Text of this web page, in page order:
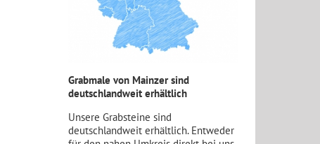
Grabmale von Mainzer sind
deutschlandweit erhältlich
Unsere Grabsteine sind
deutschlandweit erhältlich. Entweder